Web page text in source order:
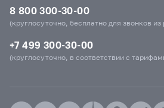
8 800 300-30-00
(круглосуточно, бесплатно для звонков
+7 499 300-30-00
(круглосуточно, в соответствии с